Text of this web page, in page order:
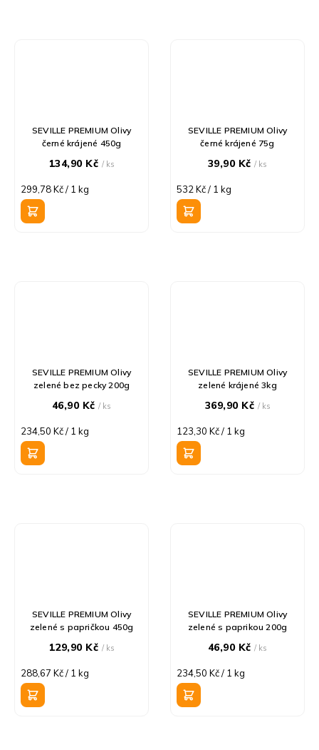
SEVILLE PREMIUM Olivy
černé krájené 450g
134,90 Kč / ks
Měrná
cena:
299,78 Kč / 1 kg
SEVILLE PREMIUM Olivy
černé krájené 75g
39,90 Kč/ ks
Měrná
cena:
532 Kč / 1 kg
SEVILLE PREMIUM Olivy
zelené bez pecky 200g
46,90 Kč/ ks
Měrná
cena:
234,50 Kč / 1 kg
SEVILLE PREMIUM Olivy
zelené krájené 3kg
369,90 Kč / ks
Měrná
cena:
123,30 Kč / 1 kg
SEVILLE PREMIUM Olivy
zelené s papričkou 450g
129,90 Kč / ks
Měrná
cena:
288,67 Kč / 1 kg
SEVILLE PREMIUM Olivy
zelené s paprikou 200g
46,90 Kč/ ks
Měrná
cena:
234,50 Kč / 1 kg